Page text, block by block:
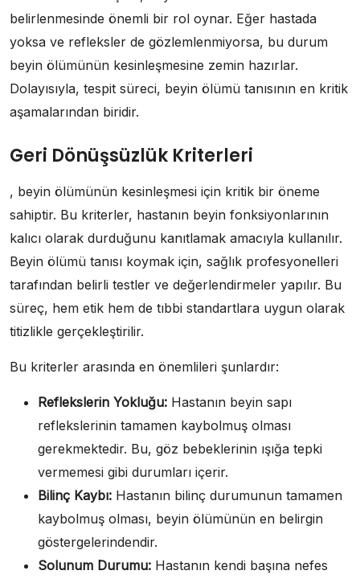
belirlenmesinde önemli bir rol oynar. Eğer hastada
yoksa ve refleksler de gözlemlenmiyorsa, bu durum
beyin ölümünün kesinleşmesine zemin hazırlar.
Dolayısıyla, tespit süreci, beyin ölümü tanısının en kritik
aşamalarından biridir.
Geri Dönüşsüzlük Kriterleri
, beyin ölümünün kesinleşmesi için kritik bir öneme
sahiptir. Bu kriterler, hastanın beyin fonksiyonlarının
kalıcı olarak durduğunu kanıtlamak amacıyla kullanılır.
Beyin ölümü tanısı koymak için, sağlık profesyonelleri
tarafından belirli testler ve değerlendirmeler yapılır. Bu
süreç, hem etik hem de tıbbi standartlara uygun olarak
titizlikle gerçekleştirilir.
Bu kriterler arasında en önemlileri şunlardır:
Reflekslerin Yokluğu: Hastanın beyin sapı
reflekslerinin tamamen kaybolmuş olması
gerekmektedir. Bu, göz bebeklerinin ışığa tepki
vermemesi gibi durumları içerir.
Bilinç Kaybı: Hastanın bilinç durumunun tamamen
kaybolmuş olması, beyin ölümünün en belirgin
göstergelerindendir.
Solunum Durumu: Hastanın kendi başına nefes